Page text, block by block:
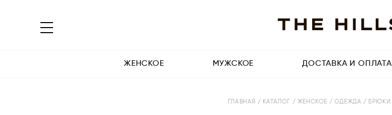
ЖЕНСКОЕ МУЖСКОЕ ДОСТАВКА И ОПЛАТА
ГЛАВНАЯ / КАТАЛОГ / ЖЕНСКОЕ / ОДЕЖДА / БРЮКИ